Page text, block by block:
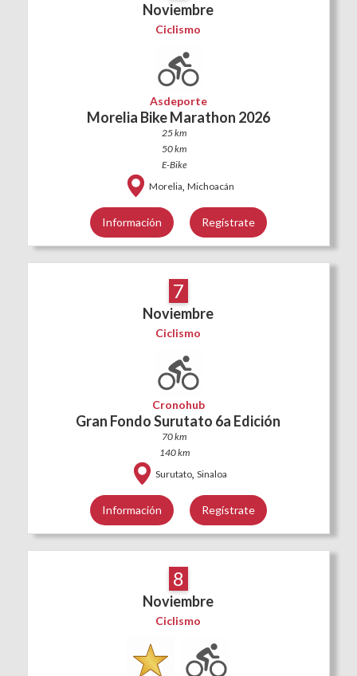
Noviembre
Ciclismo
Asdeporte
Morelia Bike Marathon 2026
25 km
50 km
E-Bike
Morelia, Michoacán
Información Regístrate
7
Noviembre
Ciclismo
Cronohub
Gran Fondo Surutato 6a Edición
70 km
140 km
Surutato, Sinaloa
Información Regístrate
8
Noviembre
Ciclismo